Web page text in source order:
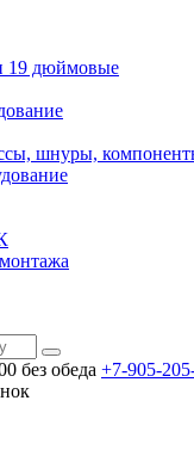
19 дюймовые
шнуры,
без обеда +7-905-